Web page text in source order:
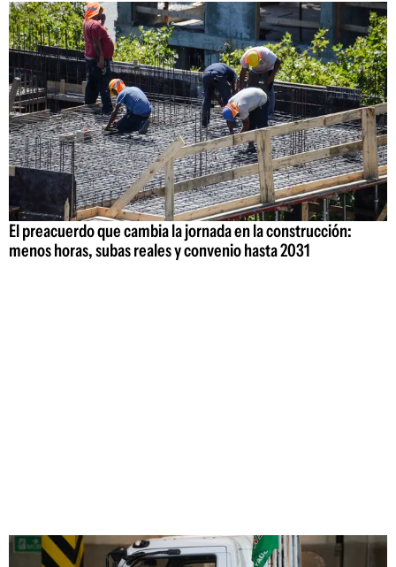
El preacuerdo que cambia la jornada en la construcción:
menos horas, subas reales y convenio hasta 2031